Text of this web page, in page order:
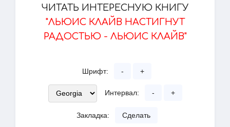
ЧИТАТЬ ИНТЕРЕСНУЮ КНИГУ
"ЛЬЮИС КЛАЙВ НАСТИГНУТ
РАДОСТЬЮ - ЛЬЮИС КЛАЙВ"
Шрифт: - +
Интервал: - +
Закладка: Сделать